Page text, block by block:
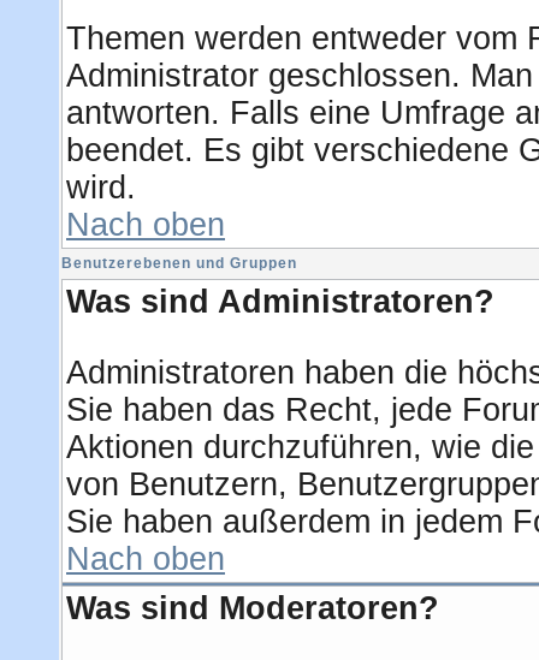
Themen werden entweder vom
Administrator geschlossen.
antworten. Falls eine Umfrage
beendet. Es gibt verschiedene
wird.
Nach oben
Benutzerebenen und Gruppen
Was sind Administratoren?
Administratoren haben die
Sie haben das Recht, jede
Aktionen durchzuführen, wie
von Benutzern,
Sie haben außerdem in jedem
Nach oben
Was sind Moderatoren?